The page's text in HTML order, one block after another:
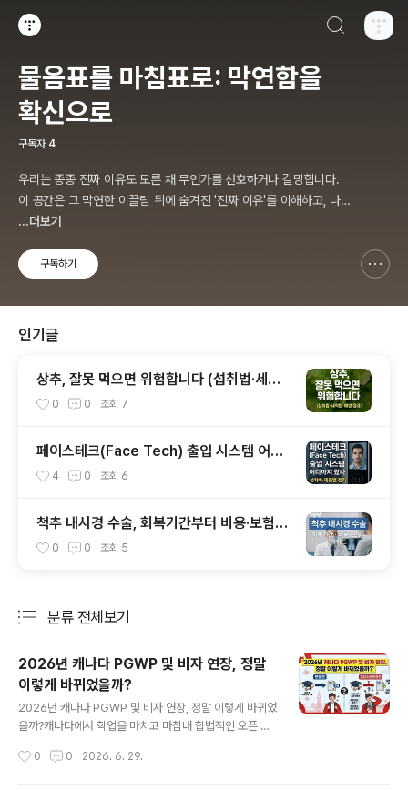
물음표를 마침표로: 막연함을
확신으로
구독자 4
우리는 종종 진짜 이유도 모른 채 무언가를 선호하거나 갈망합니다.
이 공간은 그 막연한 이끌림 뒤에 숨겨진 '진짜 이유'를 이해하고, 나만
의 정답을 알아가는 과정을 기록하는 곳입니다.
...더보기
구독하기
인기글
상추, 잘못 먹으면 위험합니다 (섭취법·세척
법·예방 정리)
0 0 조회 7
페이스테크(Face Tech) 출입 시스템 어디
까지 왔나 설치비·제품별 정리
4 0 조회 6
척추 내시경 수술, 회복기간부터 비용·보험까
지 완벽 가이드 (2025 최신판)
0 0 조회 5
분류 전체보기
2026년 캐나다 PGWP 및 비자 연장, 정말
이렇게 바뀌었을까?
2026년 캐나다 PGWP 및 비자 연장, 정말 이렇게 바뀌었
을까?캐나다에서 학업을 마치고 마침내 합법적인 오픈 워
그동안 쏟아부은 시간과 자격증 등 학업 문서(목 기운)의
0 0 2026. 6. 29.